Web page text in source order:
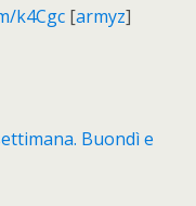
k4Cgc [armyz]
Buondì e